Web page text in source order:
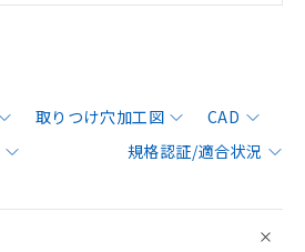
取りつけ穴加工図
CAD
規格認証/適合状況